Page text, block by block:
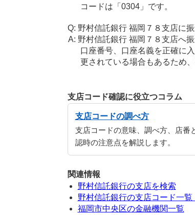
コードは「0304」です。
野村信託銀行 福岡７８支店に
野村信託銀行 福岡７８支店へ
口座番号、口座名義を正確に
更されている場合もあるため
支店コード確認に役立つコラム
支店コードの調べ方
支店コードの意味、調べ方、店番
認時の注意点を解説します。
関連情報
野村信託銀行の支店を検索
野村信託銀行の支店コード一覧
福岡市中央区の金融機関一覧